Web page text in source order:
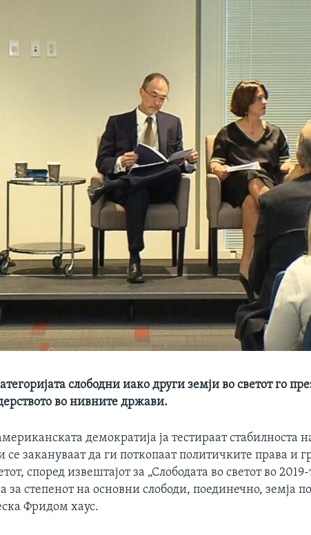
слободни иако други земји во светот го
во нивните држави.
демократија ја тестираат стабилноста
се закануваат да ги поткопаат политичките права и
според извештајот за „Слободата во светот во 2019-
за степенот на основни слободи, поединечно, земја
Фридом хаус.